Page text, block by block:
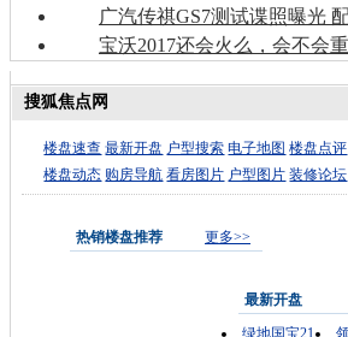
广汽传祺GS7测试谍照曝光
宝沃2017还会火么，会不会
搜狐焦点网
楼盘速查 最新开盘 户型搜索 电子地图 楼盘点评
楼盘动态 购房导航 看房图片 户型图片 装修论坛
热销楼盘推荐 更多>>
最新开盘
绿地国宝21